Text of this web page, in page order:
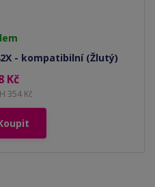
- kompatibilní (Žlutý)
Kč
354 Kč